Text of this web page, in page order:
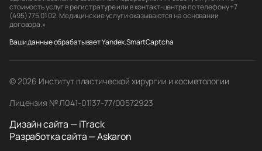
стоимость услуг в регистратуре или в контакт-центре по телефону +7
(495) 775 01 02. Медицинские услуги оказываются на основании
договора.»
Ваши данные обрабатывает Yandex.SmartCaptcha
© 2026 Институт пластической хирургии и косметологии
Лицензия № Л041-01137-77/00572923
Дизайн сайта — iTrack
Разработка сайта — Askaron